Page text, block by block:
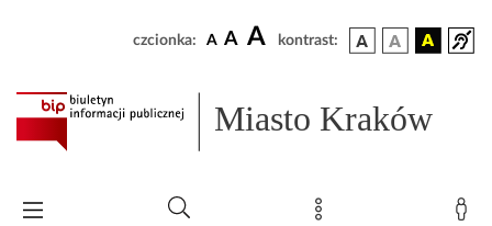
czcionka: A A A kontrast:
Miasto Kraków